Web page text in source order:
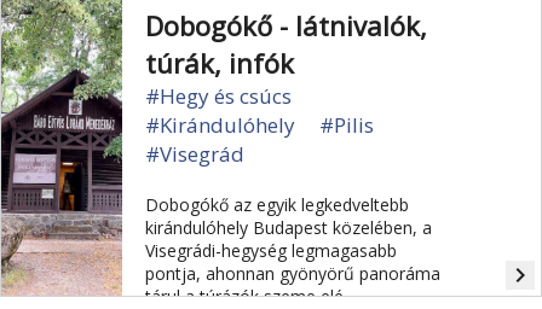
Dobogókő - látnivalók,
túrák, infók
#Hegy és csúcs
#Kirándulóhely
#Pilis
#Visegrád
Dobogókő az egyik legkedveltebb
kirándulóhely Budapest közelében, a
Visegrádi-hegység legmagasabb
pontja, ahonnan gyönyörű panoráma
tárul a túrázók szeme elé.
navigate_next